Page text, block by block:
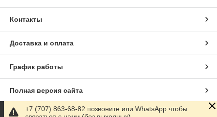
Контакты
Доставка и оплата
График работы
Полная версия сайта
Сайт создан на маркетплейсеSatu.kz
+7 (707) 863-68-82 позвоните или WhatsApp чтобы